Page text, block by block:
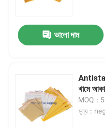
ভালো দাম
খামে
MOQ：
মূল্য：